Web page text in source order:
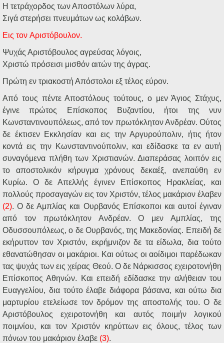
Η τετράχορδος των Αποστόλων λύρα,
Σιγά στερήσει πνευμάτων ως κολάβων.
Εις τον Αριστόβουλον.
Ψυχάς Αριστόβουλος αγρεύσας λόγοις,
Χριστώ πρόσεισι μισθόν αιτών της άγρας.
Πρώτη εν τριακοστή Απόστολοι εξ τέλος εύρον.
Από τους πέντε Αποστόλους τούτους, ο μεν Άγιος Στάχυς,
έγινε πρώτος Επίσκοπος Βυζαντίου, ήτοι της νυν
Κωνσταντινουπόλεως, από τον πρωτόκλητον Ανδρέαν. Ούτος
δε έκτισεν Εκκλησίαν και εις την Αργυρούπολιν, ήτις ήτον
κοντά εις την Κωνσταντινούπολιν, και εδίδασκε τα εν αυτή
συναγόμενα πλήθη των Χριστιανών. Διαπεράσας λοιπόν εις
το αποστολικόν κήρυγμα χρόνους δεκαέξ, ανεπαύθη εν
Κυρίω. Ο δε Απελλής έγινεν Επίσκοπος Ηρακλείας, και
πολλούς προσαγαγών εις τον Χριστόν, τέλος μακάριον έλαβεν
(2). Ο δε Αμπλίας και Ουρβανός Επίσκοποι και αυτοί έγιναν
από τον πρωτόκλητον Ανδρέαν. Ο μεν Αμπλίας, της
Οδυσσουπόλεως, ο δε Ουρβανός, της Μακεδονίας. Επειδή δε
εκήρυττον τον Χριστόν, εκρήμνιζον δε τα είδωλα, δια τούτο
εθανατώθησαν οι μακάριοι. Και ούτως οι αοίδιμοι παρέδωκαν
τας ψυχάς των εις χείρας Θεού. Ο δε Νάρκισσος εχειροτονήθη
Επίσκοπος Αθηνών. Και επειδή εδίδασκε την αλήθειαν του
Ευαγγελίου, δια τούτο έλαβε διάφορα βάσανα, και ούτω δια
μαρτυρίου ετελείωσε τον δρόμον της αποστολής του. Ο δε
Αριστόβουλος εχειροτονήθη και αυτός ποιμήν λογικού
ποιμνίου, και τον Χριστόν κηρύττων εις όλους, τέλος των
πόνων του μακάριον έλαβε (3).